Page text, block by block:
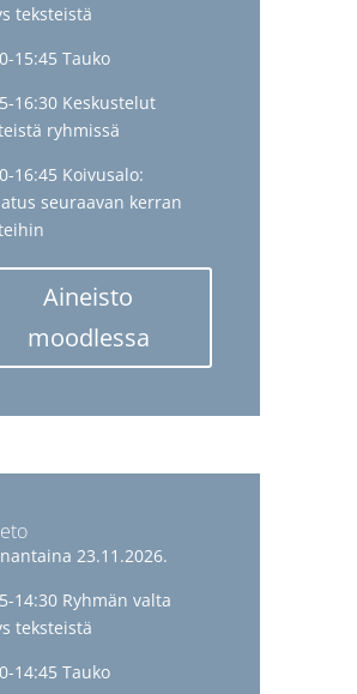
teksteistä
15:45 Tauko
16:30 Keskustelut
ryhmissä
16:45 Koivusalo:
seuraavan kerran
Aineisto
moodlessa
23.11.2026.
14:30 Ryhmän valta
teksteistä
14:45 Tauko